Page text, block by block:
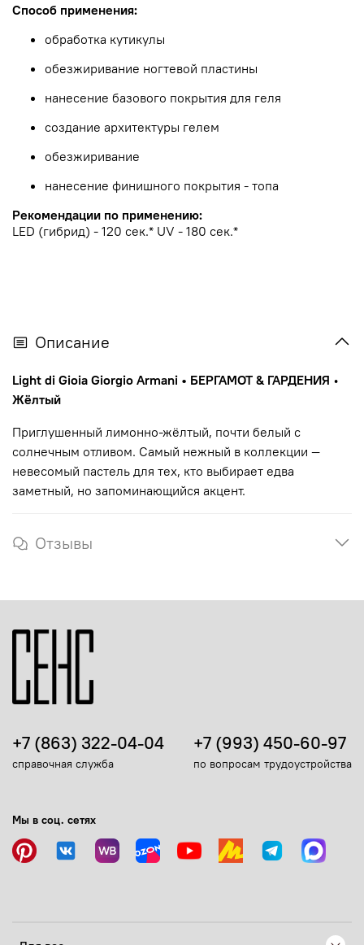
Способ применения:
обработка кутикулы
обезжиривание ногтевой пластины
нанесение базового покрытия для геля
создание архитектуры гелем
обезжиривание
нанесение финишного покрытия - топа
Рекомендации по применению:
LED (гибрид) - 120 сек.* UV - 180 сек.*
Описание
Light di Gioia Giorgio Armani • БЕРГАМОТ & ГАРДЕНИЯ •
Жёлтый
Приглушенный лимонно-жёлтый, почти белый с
солнечным отливом. Самый нежный в коллекции —
невесомый пастель для тех, кто выбирает едва
заметный, но запоминающийся акцент.
Отзывы
+7 (863) 322-04-04
справочная служба
+7 (993) 450-60-97
по вопросам трудоустройства
Мы в соц. сетях